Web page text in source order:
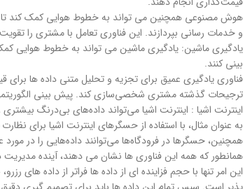
هوش مصنوعی همچنین می تواند به خطوط هوایی کمک کند تا
و خدمات رسانی بپردازند. این فناوری تعامل با مشتری را
یادگیری ماشین: یادگیری ماشین می تواند به خطوط هوایی
بینی کنند.
فناوری یادگیری عمیق برای تجزیه و تحلیل متنی داده ها
ترجیحات گذشته مشتری شخصی‌سازی کند. پیش بینی الگوریتمی
اینترنت اشیا : اینترنت اشیا می‌تواند داده‌های بی‌درنگ
به عنوان مثال، با استفاده از حسگرهای اینترنت اشیا برای
همچنین، حسگرها در فرودگاه‌ها می‌توانند داده‌هایی را در مورد
همانطور که همه این فناوری ها نشان می دهند، آینده
این امر تنها با حجم فزاینده ای از داده ها فراتر از داده های